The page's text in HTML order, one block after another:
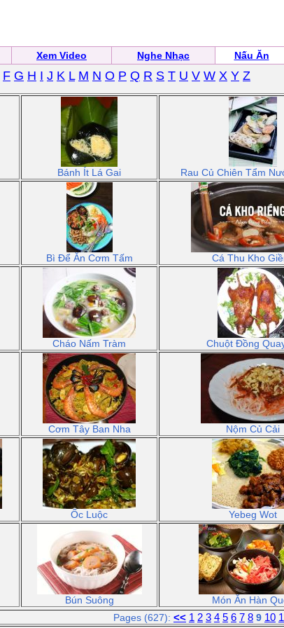
Xem Video Nghe Nhạc Nấu Ăn
F G H I J K L M N O P Q R S T U V W X Y Z
Bánh Ít Lá Gai Rau Củ Chiên Tẩm
Bì Để Ăn Cơm Tấm Cá Thu Kho
Cháo Nấm Tràm Chuột Đồng
Cơm Tây Ban Nha Nộm Củ Cải
Ốc Luộc Yebeg Wot
Bún Suông Món Ăn Hàn
Pages (627): << 1 2 3 4 5 6 7 8 9 10